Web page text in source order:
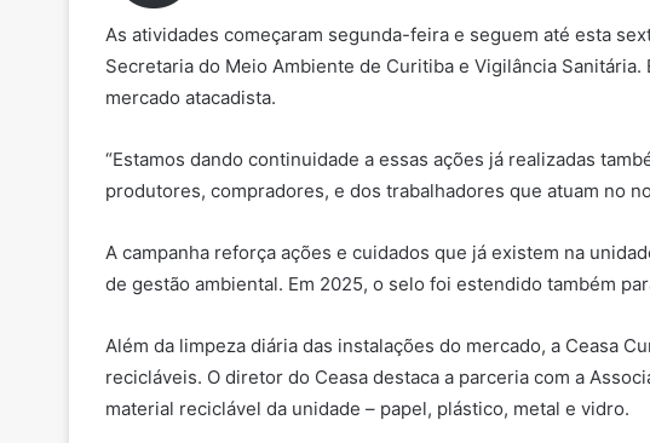
As atividades começaram segunda-feira e seguem até esta
Secretaria do Meio Ambiente de Curitiba e Vigilância
mercado atacadista.
“Estamos dando continuidade a essas ações já realizadas
produtores, compradores, e dos trabalhadores que atuam no
A campanha reforça ações e cuidados que já existem na
de gestão ambiental. Em 2025, o selo foi estendido também
Além da limpeza diária das instalações do mercado, a Ceasa
recicláveis. O diretor do Ceasa destaca a parceria com a
material reciclável da unidade – papel, plástico, metal e vidro.